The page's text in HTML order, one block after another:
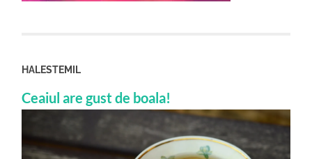
HALESTEMIL
Ceaiul are gust de boala!